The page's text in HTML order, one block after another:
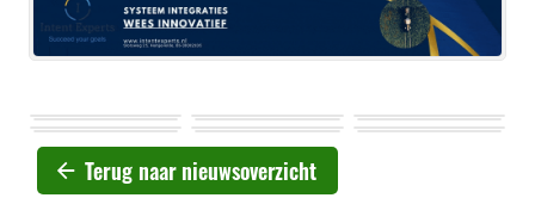
Terug naar nieuwsoverzicht